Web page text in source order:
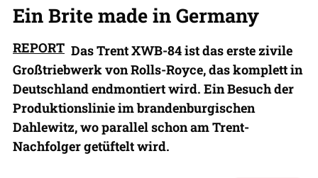
Ein Brite made in Germany
REPORT Das Trent XWB-84 ist das erste zivile
Großtriebwerk von Rolls-Royce, das komplett in
Deutschland endmontiert wird. Ein Besuch der
Produktionslinie im brandenburgischen
Dahlewitz, wo parallel schon am Trent-
Nachfolger getüftelt wird.